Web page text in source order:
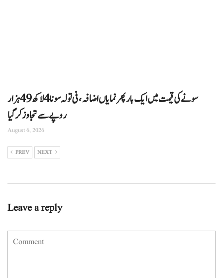
سونے کی قیمت میں ایک بار پھر نمایاں اضافہ، فی تولہ سونا 4 لاکھ 49 ہزار
روپے سے تجاوز کرگیا
August 6, 2026
PREV NEXT
Leave a reply